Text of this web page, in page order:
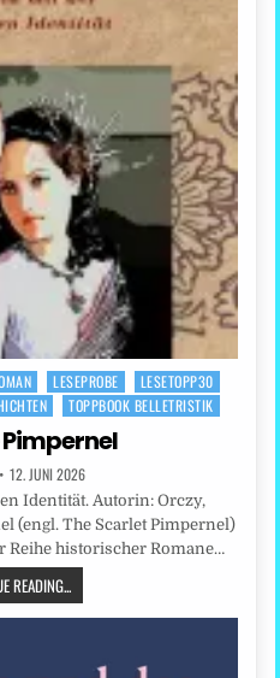
LESEPROBE
LESETOPP30
TOPPBOOK BELLETRISTIK
Pimpernel
12. JUNI 2026
Identität. Autorin: Orczy,
(engl. The Scarlet Pimpernel)
Reihe historischer Romane…
READING...